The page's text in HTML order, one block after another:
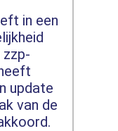
in een
zzp-
update
van de